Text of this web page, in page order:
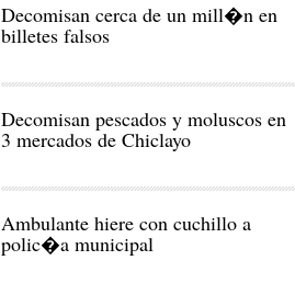
Decomisan cerca de un mill�n en
billetes falsos
Decomisan pescados y moluscos en
3 mercados de Chiclayo
Ambulante hiere con cuchillo a
polic�a municipal